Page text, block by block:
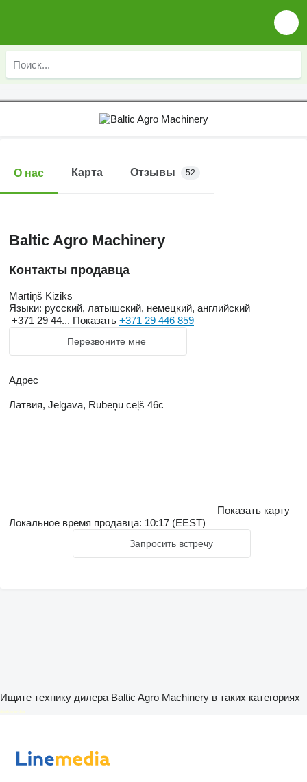
О нас Карта Отзывы 52
Baltic Agro Machinery
Контакты продавца
Mārtiņš Kiziks
Языки: русский, латышский, немецкий, английский
+371 29 44... Показать +371 29 446 859
Перезвоните мне
Адрес
Латвия, Jelgava, Rubeņu ceļš 46c
Показать карту
Локальное время продавца: 10:17 (EEST)
Запросить встречу
Ищите технику дилера Baltic Agro Machinery в таких категориях
disallow-in-dsa